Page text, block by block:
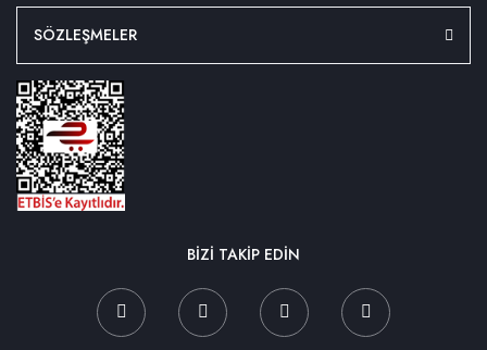
SÖZLEŞMELER
BİZİ TAKİP EDİN